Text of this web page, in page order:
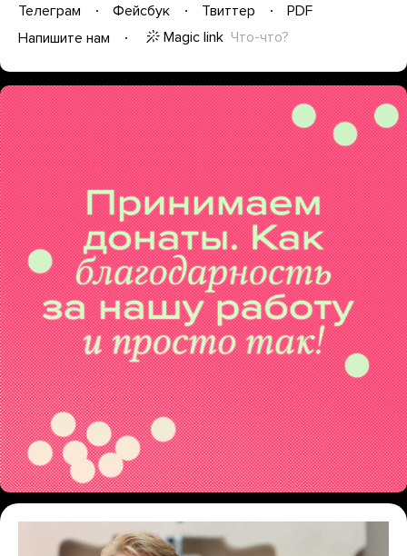
Телеграм Фейсбук Твиттер
PDF
Напишите нам
Magic link Что-что?